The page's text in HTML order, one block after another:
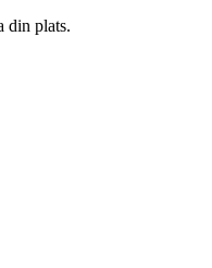
din plats.